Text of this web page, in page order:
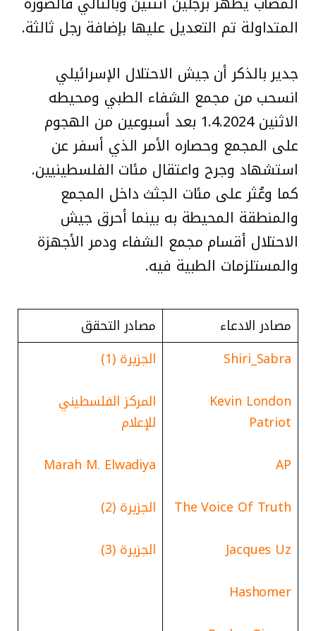
المتداولة تم التعديل عليها بإضافة رجل ثالثة.
جدير بالذكر أن جيش الاحتلال الإسرائيلي
انسحب من مجمع الشفاء الطبي ومحيطه
الاثنين 1.4.2024 بعد أسبوعين من الهجوم
على المجمع وحصاره الأمر الذي أسفر عن
استشهاد وجرح واعتقال مئات الفلسطينيين.
كما وعُثر على مئات الجثث داخل المجمع
والمنطقة المحيطة به بينما أحرق جيش
الاحتلال أقسام مجمع الشفاء ودمر الأجهزة
والمستلزمات الطبية فيه.
مصادر الادعاء
مصادر التحقق
Shiri_Sabra
Kevin London
Patriot
AP
The Voice Of Truth
Jacques Uz
Hashomer
الجزيرة (1)
المركز الفلسطيني
للإعلام
Marah M. Elwadiya
الجزيرة (2)
الجزيرة (3)